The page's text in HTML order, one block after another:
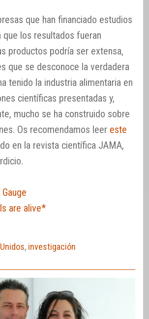
que han financiado estudios
los resultados fueran
productos podría ser extensa,
que se desconoce la verdadera
tenido la industria alimentaria en
científicas presentadas y,
mucho se ha construido sobre
Os recomendamos leer este
en la revista científica JAMA,
are alive*
, investigación